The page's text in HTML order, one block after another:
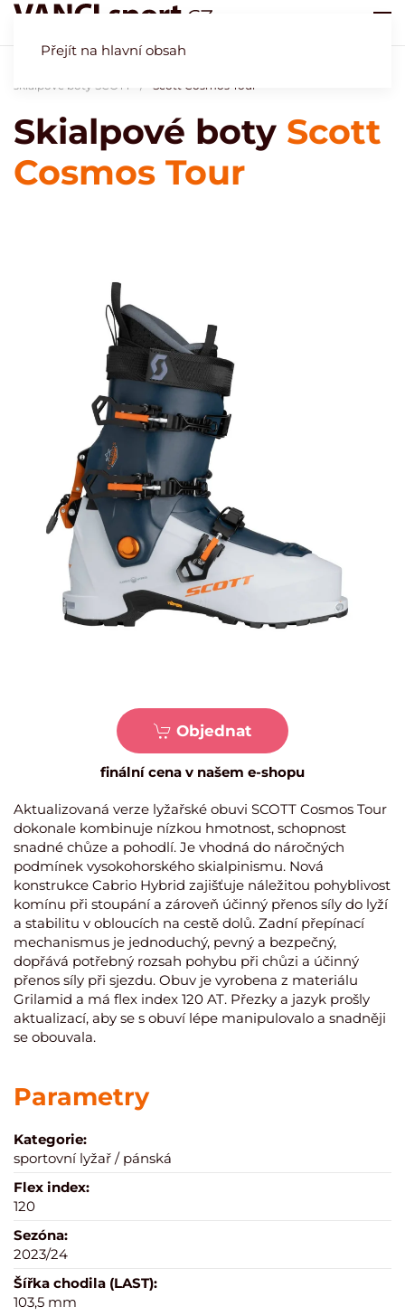
Přejít na hlavní obsah
skialpové boty SCOTT
Scott Cosmos Tour
Skialpové boty Scott
Cosmos Tour
Objednat
finální cena v našem e-shopu
Aktualizovaná verze lyžařské obuvi SCOTT Cosmos Tour
dokonale kombinuje nízkou hmotnost, schopnost
snadné chůze a pohodlí. Je vhodná do náročných
podmínek vysokohorského skialpinismu. Nová
konstrukce Cabrio Hybrid zajišťuje náležitou pohyblivost
komínu při stoupání a zároveň účinný přenos síly do lyží
a stabilitu v obloucích na cestě dolů. Zadní přepínací
mechanismus je jednoduchý, pevný a bezpečný,
dopřává potřebný rozsah pohybu při chůzi a účinný
přenos síly při sjezdu. Obuv je vyrobena z materiálu
Grilamid a má flex index 120 AT. Přezky a jazyk prošly
aktualizací, aby se s obuví lépe manipulovalo a snadněji
se obouvala.
Parametry
Kategorie:
sportovní lyžař / pánská
Flex index:
120
Sezóna:
2023/24
Šířka chodila (LAST):
103,5 mm